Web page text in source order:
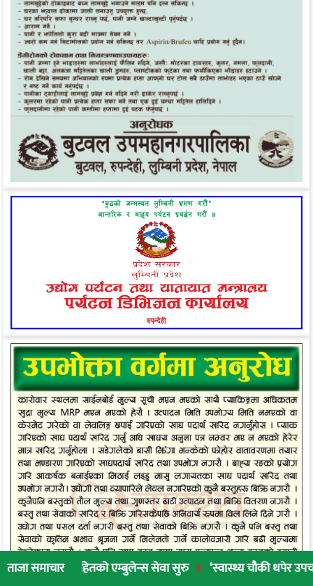
ताजा समाचारएम्बुलेन्स सेवा सुरु ‘स्वास्थ्य चौकी थपेर उपचार गर्नुभन्दा